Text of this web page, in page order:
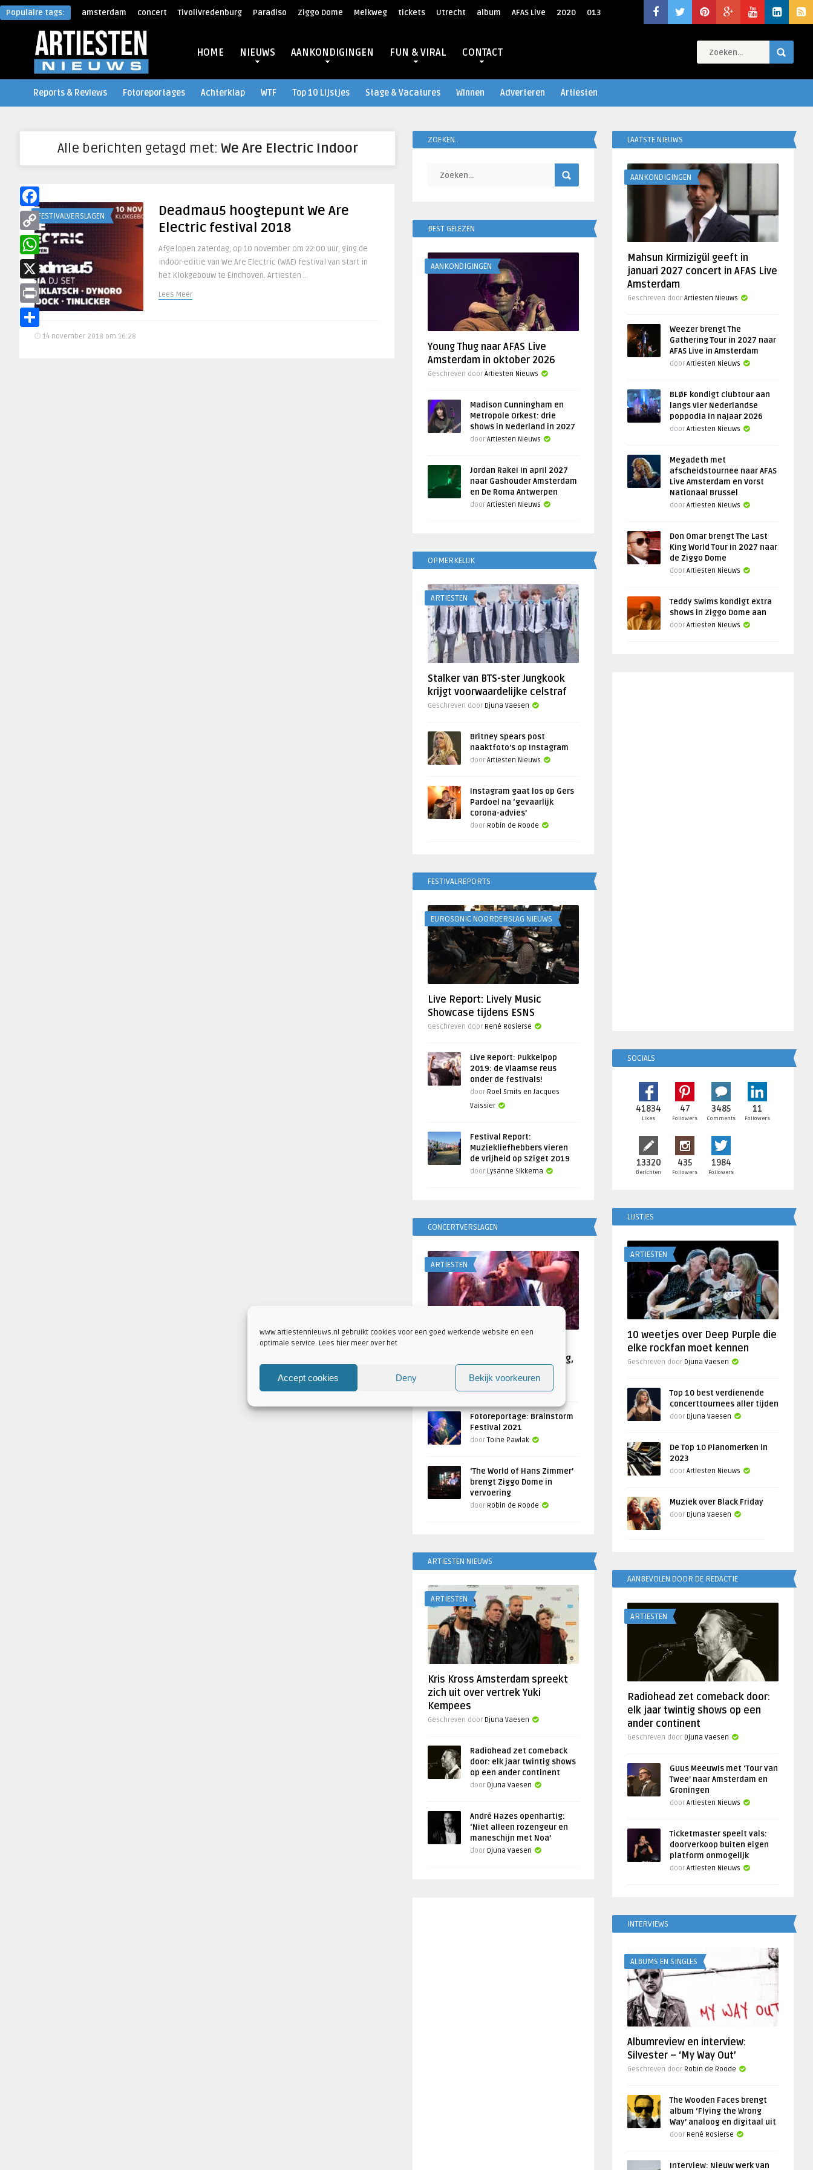
www.artiestennieuws.nl gebruikt cookies voor een goed werkende website en een
optimale service. Lees hier meer over het
Accept cookies Deny Bekijk voorkeuren
Populaire tags: amsterdam concert TivoliVredenburg Paradiso Ziggo Dome Melkweg tickets Utrecht album AFAS Live 2020 013
HOME NIEUWS AANKONDIGINGEN FUN & VIRAL CONTACT
Reports & Reviews Fotoreportages Achterklap WTF Top 10 Lijstjes Stage & Vacatures Winnen Adverteren Artiesten
Alle berichten getagd met: We Are Electric Indoor
FESTIVALVERSLAGEN
Deadmau5 hoogtepunt We Are
Electric festival 2018
Afgelopen zaterdag, op 10 november om 22:00 uur, ging de
indoor-editie van We Are Electric (WAE) festival van start in
het Klokgebouw te Eindhoven. Artiesten ..
Lees Meer
14 november 2018 om 16:28
ZOEKEN..
BEST GELEZEN
AANKONDIGINGEN
Young Thug naar AFAS Live
Amsterdam in oktober 2026
Geschreven door Artiesten Nieuws
Madison Cunningham en
Metropole Orkest: drie
shows in Nederland in 2027
door Artiesten Nieuws
Jordan Rakei in april 2027
naar Gashouder Amsterdam
en De Roma Antwerpen
door Artiesten Nieuws
OPMERKELIJK
ARTIESTEN
Stalker van BTS-ster Jungkook
krijgt voorwaardelijke celstraf
Geschreven door Djuna Vaesen
Britney Spears post
naaktfoto’s op Instagram
door Artiesten Nieuws
Instagram gaat los op Gers
Pardoel na ‘gevaarlijk
corona-advies’
door Robin de Roode
FESTIVALREPORTS
EUROSONIC NOORDERSLAG NIEUWS
Live Report: Lively Music
Showcase tijdens ESNS
Geschreven door René Rosierse
Live Report: Pukkelpop
2019: de Vlaamse reus
onder de festivals!
door Roel Smits en Jacques
Vaissier
Festival Report:
Muziekliefhebbers vieren
de vrijheid op Sziget 2019
door Lysanne Sikkema
CONCERTVERSLAGEN
ARTIESTEN
Atlantis en Xandria in De Helling,
Toine Pawlak
Fotoreportage: Brainstorm
Festival 2021
door Toine Pawlak
‘The World of Hans Zimmer’
brengt Ziggo Dome in
vervoering
door Robin de Roode
ARTIESTEN NIEUWS
ARTIESTEN
Kris Kross Amsterdam spreekt
zich uit over vertrek Yuki
Kempees
Geschreven door Djuna Vaesen
Radiohead zet comeback
door: elk jaar twintig shows
op een ander continent
door Djuna Vaesen
André Hazes openhartig:
‘Niet alleen rozengeur en
maneschijn met Noa’
door Djuna Vaesen
LAATSTE NIEUWS
AANKONDIGINGEN
Mahsun Kirmizigül geeft in
januari 2027 concert in AFAS Live
Amsterdam
Geschreven door Artiesten Nieuws
Weezer brengt The
Gathering Tour in 2027 naar
AFAS Live in Amsterdam
door Artiesten Nieuws
BLØF kondigt clubtour aan
langs vier Nederlandse
poppodia in najaar 2026
door Artiesten Nieuws
Megadeth met
afscheidstournee naar AFAS
Live Amsterdam en Vorst
Nationaal Brussel
door Artiesten Nieuws
Don Omar brengt The Last
King World Tour in 2027 naar
de Ziggo Dome
door Artiesten Nieuws
Teddy Swims kondigt extra
shows in Ziggo Dome aan
door Artiesten Nieuws
SOCIALS
41834
Likes
47
Followers
3485
Comments
11
Followers
13320
Berichten
435
Followers
1984
Followers
LIJSTJES
ARTIESTEN
10 weetjes over Deep Purple die
elke rockfan moet kennen
Geschreven door Djuna Vaesen
Top 10 best verdienende
concerttournees aller tijden
door Djuna Vaesen
De Top 10 Pianomerken in
2023
door Artiesten Nieuws
Muziek over Black Friday
door Djuna Vaesen
AANBEVOLEN DOOR DE REDACTIE
ARTIESTEN
Radiohead zet comeback door:
elk jaar twintig shows op een
ander continent
Geschreven door Djuna Vaesen
Guus Meeuwis met ‘Tour van
Twee’ naar Amsterdam en
Groningen
door Artiesten Nieuws
Ticketmaster speelt vals:
doorverkoop buiten eigen
platform onmogelijk
door Artiesten Nieuws
INTERVIEWS
ALBUMS EN SINGLES
Albumreview en interview:
Silvester – ‘My Way Out’
Geschreven door Robin de Roode
The Wooden Faces brengt
album ‘Flying the Wrong
Way’ analoog en digitaal uit
door René Rosierse
Interview: Nieuw werk van
Facebook
Copy
Link
WhatsApp
X
Print
Delen